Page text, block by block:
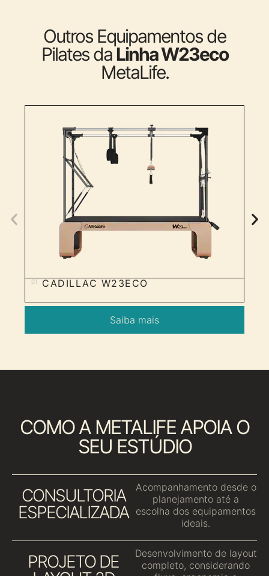
Outros Equipamentos de
Pilates daLinha W23eco
MetaLife.
01 CADILLAC W23ECO
Saiba mais
COMO A METALIFE APOIA O
SEU ESTÚDIO
CONSULTORIA
ESPECIALIZADA
Acompanhamento desde o
planejamento até a
escolha dos equipamentos
ideais.
PROJETO DE
Desenvolvimento de layout
completo, considerando